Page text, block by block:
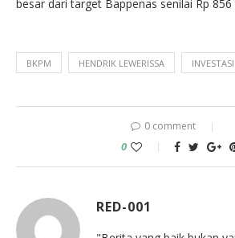
besar dari target Bappenas senilai Rp
BKPM HENDRIK LEWERISSA INVESTASI
0 comment
0
RED-001